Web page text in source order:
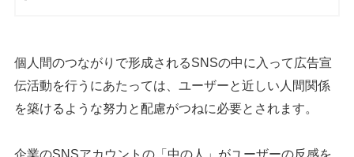
個人間のつながりで形成されるSNSの中に入って広告宣
伝活動を行うにあたっては、ユーザーと近しい人間関係
を築けるような努力と配慮がつねに必要とされます。